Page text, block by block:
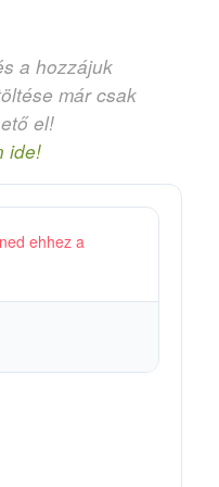
a hozzájuk
már csak
el!
ide!
ehhez a